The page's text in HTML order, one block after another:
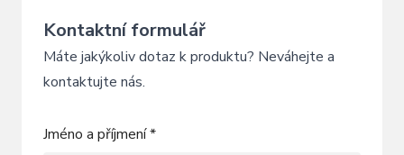
Kontaktní formulář
Máte jakýkoliv dotaz k produktu? Neváhejte a
kontaktujte nás.
Jméno a příjmení *